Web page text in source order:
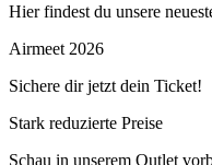
Hier findest du unsere
Airmeet 2026
Sichere dir jetzt dein Ticket!
Stark reduzierte Preise
Schau in unserem Outlet